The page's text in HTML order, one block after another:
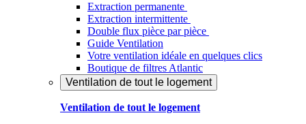
Extraction permanente
Extraction intermittente
Double flux pièce par pièce
Guide Ventilation
Votre ventilation idéale en quelques clics
Boutique de filtres Atlantic
Ventilation de tout le logement
Ventilation de tout le logement